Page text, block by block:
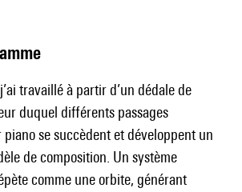
travaillé à partir d’un dédale de
duquel différents passages
se succèdent et développent un
de composition. Un système
comme une orbite, générant